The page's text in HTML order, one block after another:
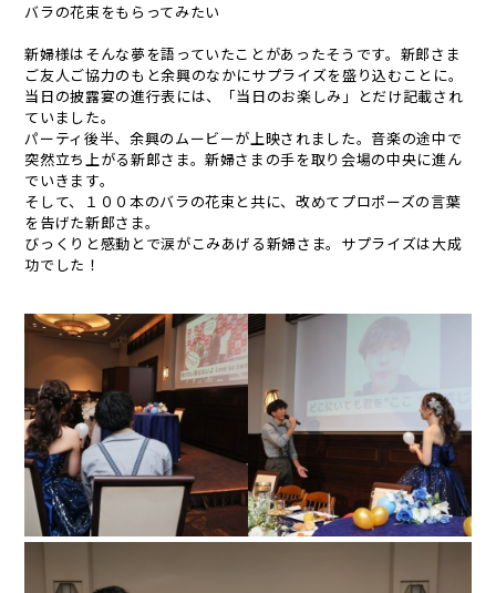
バラの花束をもらってみたい
新婦様はそんな夢を語っていたことがあったそうです。新郎さま
ご友人ご協力のもと余興のなかにサプライズを盛り込むことに。
当日の披露宴の進行表には、「当日のお楽しみ」とだけ記載され
ていました。
パーティ後半、余興のムービーが上映されました。音楽の途中で
突然立ち上がる新郎さま。新婦さまの手を取り会場の中央に進ん
でいきます。
そして、１００本のバラの花束と共に、改めてプロポーズの言葉
を告げた新郎さま。
びっくりと感動とで涙がこみあげる新婦さま。サプライズは大成
功でした！